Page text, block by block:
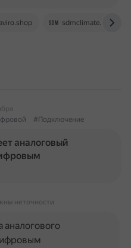
sdmclimate.ru
#Подключение
аналоговый
неточности